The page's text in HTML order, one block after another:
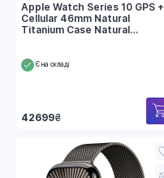
Apple Watch Series 10 GPS +
Cellular 46mm Natural
Titanium Case Natural
Є на складі
42699₴